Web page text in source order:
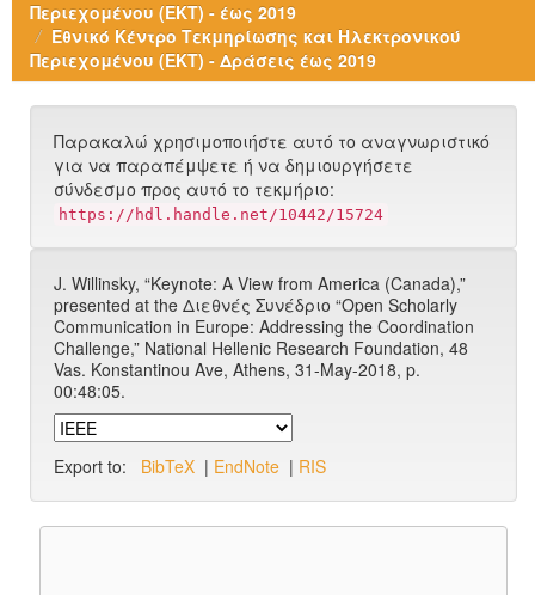
Περιεχομένου (ΕΚΤ) - έως 2019
Εθνικό Κέντρο Τεκμηρίωσης και Ηλεκτρονικού
Περιεχομένου (ΕΚΤ) - Δράσεις έως 2019
Παρακαλώ χρησιμοποιήστε αυτό το αναγνωριστικό
για να παραπέμψετε ή να δημιουργήσετε
σύνδεσμο προς αυτό το τεκμήριο:
https://hdl.handle.net/10442/15724
J. Willinsky, “Keynote: A View from America (Canada),”
presented at the Διεθνές Συνέδριο “Open Scholarly
Communication in Europe: Addressing the Coordination
Challenge,” National Hellenic Research Foundation, 48
Vas. Konstantinou Ave, Athens, 31-May-2018, p.
00:48:05.
Export to: BibTeX | EndNote | RIS